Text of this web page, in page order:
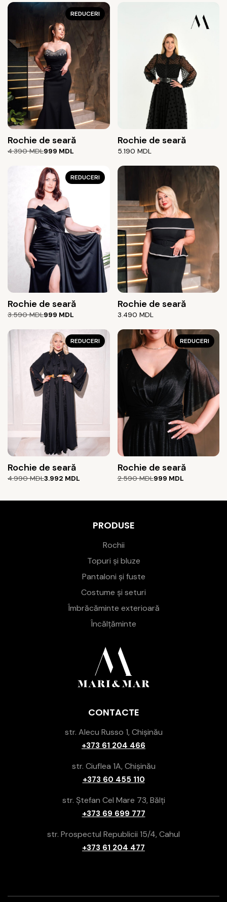
a
este:
REDUCERI
Rochie de seară
4.390MDL
Prețul
4.390 MDL.
999 MDL
Prețul
Rochie de seară
5.190 MDL
REDUCERI
Rochie de seară
3.590MDL
Prețul
a
fost:
3.590 MDL.
999 MDL
Prețul
este:
999 MDL.
Rochie de seară
3.490 MDL
REDUCERI
Rochie de seară
4.990MDL
Prețul
3.992 MDL
Prețul
REDUCERI
Rochie de seară
2.590MDL
Prețul
999 MDL
Prețul
PRODUSE
Rochii
Topuri și bluze
Pantaloni și fuste
Costume și seturi
Îmbrăcăminte exterioară
Încălțăminte
CONTACTE
str. Alecu Russo 1, Chișinău
+373 61 204 466
str. Ciuflea 1A, Chișinău
+373 60 455 110
str. Ștefan Cel Mare 73, Bălți
+373 69 699 777
str. Prospectul Republicii 15/4, Cahul
+373 61 204 477